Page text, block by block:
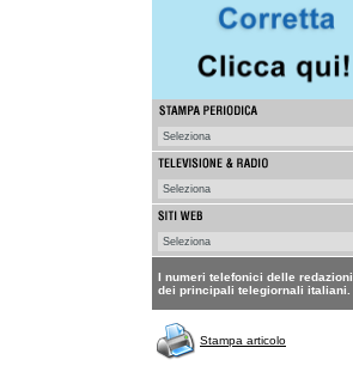
I numeri telefonici delle redazioni
dei principali telegiornali italiani.
Stampa articolo